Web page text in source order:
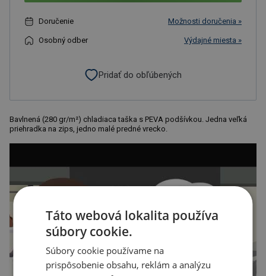
Doručenie Možnosti doručenia »
Osobný odber Výdajné miesta »
Pridať do obľúbených
Bavlnená (280 gr/m²) chladiaca taška s PEVA podšívkou. Jedna veľká
priehradka na zips, jedno malé predné vrecko.
Táto webová lokalita používa
súbory cookie.
Súbory cookie používame na
prispôsobenie obsahu, reklám a analýzu